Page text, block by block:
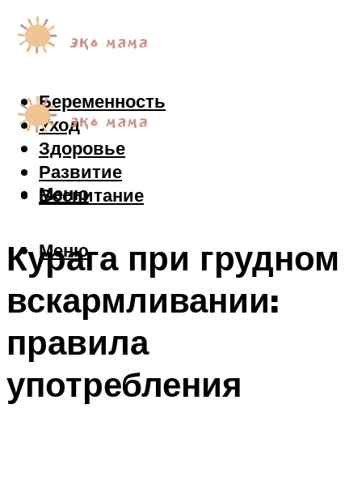
Беременность
Уход
Здоровье
Развитие
Воспитание
Меню
Меню
Курага при грудном
вскармливании:
правила
употребления